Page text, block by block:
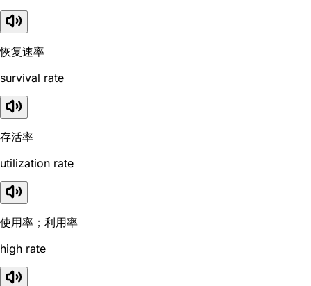
恢复速率
survival rate
存活率
utilization rate
使用率；利用率
high rate